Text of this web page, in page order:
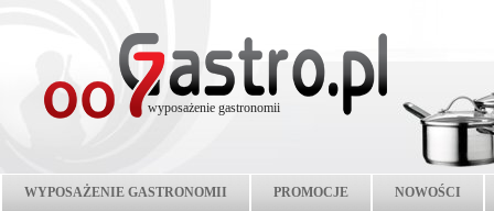
wyposażenie gastronomii
WYPOSAŻENIE GASTRONOMII PROMOCJE NOWOŚCI